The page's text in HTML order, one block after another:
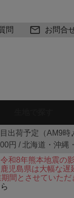
問 お問合
出荷予定（AM9時
円 / 北海道・沖縄
和8年熊本地震の
児島県は大幅な遅
間とさせていただ